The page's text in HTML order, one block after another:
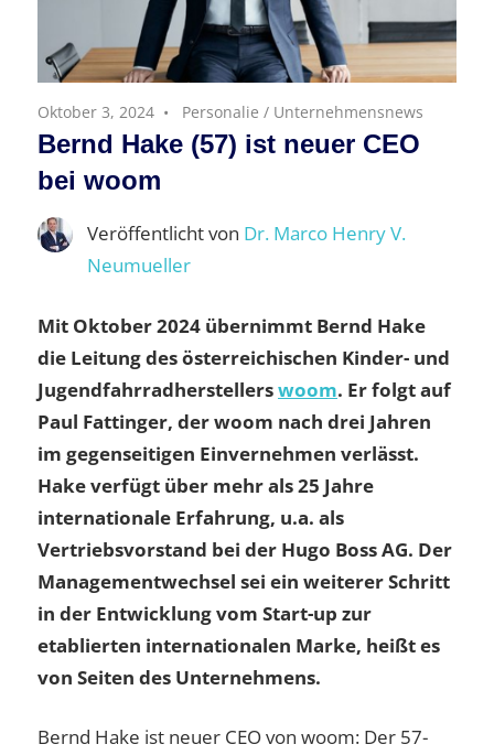
Oktober 3, 2024 Personalie / Unternehmensnews
Bernd Hake (57) ist neuer CEO
bei woom
Veröffentlicht von Dr. Marco Henry V.
Neumueller
Mit Oktober 2024 übernimmt Bernd Hake
die Leitung des österreichischen Kinder- und
Jugendfahrradherstellerswoom. Er folgt auf
Paul Fattinger, der woom nach drei Jahren
im gegenseitigen Einvernehmen verlässt.
Hake verfügt über mehr als 25 Jahre
internationale Erfahrung, u.a. als
Vertriebsvorstand bei der Hugo Boss AG. Der
Managementwechsel sei ein weiterer Schritt
in der Entwicklung vom Start-up zur
etablierten internationalen Marke, heißt es
von Seiten des Unternehmens.
Bernd Hake ist neuer CEO von woom: Der 57-